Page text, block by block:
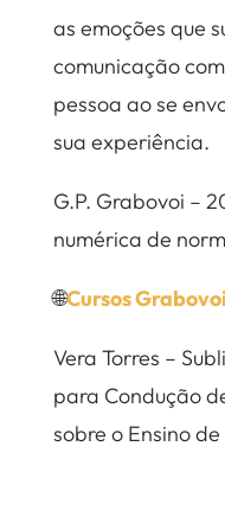
as emoções que
comunicação
pessoa ao se
sua experiência.
G.P. Grabovoi –
numérica de
🌐Cursos Grabovoi
Vera Torres –
para Condução
sobre o Ensino